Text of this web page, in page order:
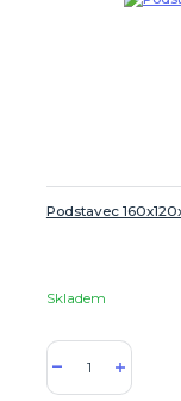
Podstavec
Skladem